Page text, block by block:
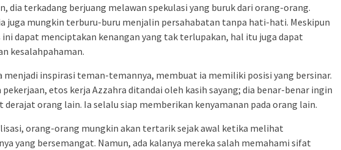
dia terkadang berjuang melawan spekulasi yang buruk dari orang-orang.
juga mungkin terburu-buru menjalin persahabatan tanpa hati-hati. Meskipun
dapat menciptakan kenangan yang tak terlupakan, hal itu juga dapat
kesalahpahaman.
menjadi inspirasi teman-temannya, membuat ia memiliki posisi yang bersinar.
pekerjaan, etos kerja Azzahra ditandai oleh kasih sayang; dia benar-benar ingin
derajat orang lain. Ia selalu siap memberikan kenyamanan pada orang lain.
orang-orang mungkin akan tertarik sejak awal ketika melihat
yang bersemangat. Namun, ada kalanya mereka salah memahami sifat